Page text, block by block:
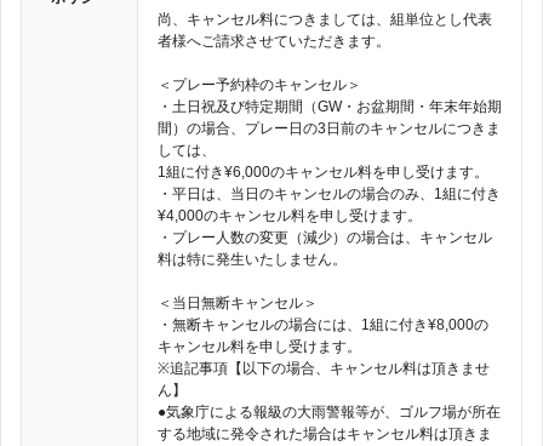
尚、キャンセル料につきましては、組単位とし代表
者様へご請求させていただきます。
＜プレー予約枠のキャンセル＞
・土日祝及び特定期間（GW・お盆期間・年末年始期
間）の場合、プレー日の3日前のキャンセルにつきま
しては、
1組に付き¥6,000のキャンセル料を申し受けます。
・平日は、当日のキャンセルの場合のみ、1組に付き
¥4,000のキャンセル料を申し受けます。
・プレー人数の変更（減少）の場合は、キャンセル
料は特に発生いたしません。
＜当日無断キャンセル＞
・無断キャンセルの場合には、1組に付き¥8,000の
キャンセル料を申し受けます。
※追記事項【以下の場合、キャンセル料は頂きませ
ん】
●気象庁による報級の大雨警報等が、ゴルフ場が所在
する地域に発令された場合はキャンセル料は頂きま